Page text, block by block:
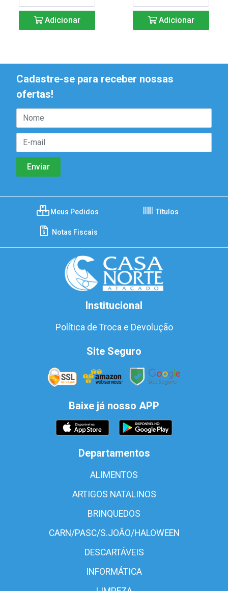
Adicionar Adicionar
Cadastre-se para receber nossas
ofertas!
Meus Pedidos Títulos
Notas Fiscais
Institucional
Política de Troca e Devolução
Site Seguro
Baixe já nosso APP
Departamentos
ALIMENTOS
ARTIGOS NATALINOS
BRINQUEDOS
CARN/PASC/S.JOÃO/HALOWEEN
DESCARTÁVEIS
INFORMÁTICA